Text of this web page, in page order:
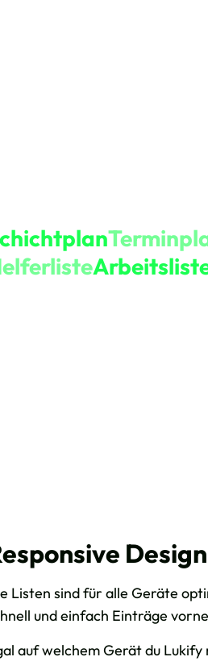
Design
Listen sind für alle Geräte
und einfach Einträge
auf welchem Gerät du Lukify